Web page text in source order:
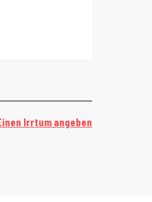
Irrtum angeben